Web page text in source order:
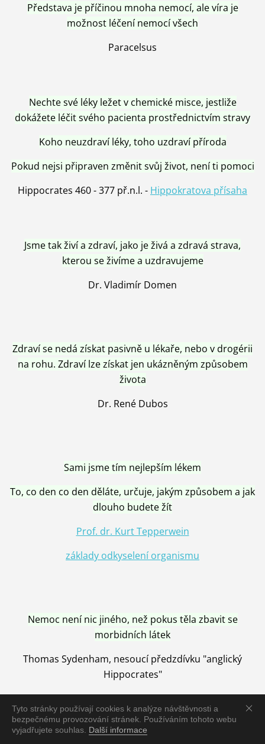
Tyto stránky používají cookies k analýze návštěvnosti a
bezpečnému provozování stránek. Používáním tohoto webu
vyjadřujete souhlas. Další informace
Představa je příčinou mnoha nemocí, ale víra je
možnost léčení nemocí všech
Paracelsus
Nechte své léky ležet v chemické misce, jestliže
dokážete léčit svého pacienta prostřednictvím stravy
Koho neuzdraví léky, toho uzdraví příroda
Pokud nejsi připraven změnit svůj život, není ti pomoci
Hippocrates 460 - 377 př.n.l. - Hippokratova přísaha
Jsme tak živí a zdraví, jako je živá a zdravá strava,
kterou se živíme a uzdravujeme
Dr. Vladimír Domen
Zdraví se nedá získat pasivně u lékaře, nebo v drogérii
na rohu. Zdraví lze získat jen ukázněným způsobem
života
Dr. René Dubos
Sami jsme tím nejlepším lékem
To, co den co den děláte, určuje, jakým způsobem a jak
dlouho budete žít
Prof. dr. Kurt Tepperwein
základy odkyselení organismu
Nemoc není nic jiného, než pokus těla zbavit se
morbidních látek
Thomas Sydenham, nesoucí předzdívku "anglický
Hippocrates"
Nemoc je vyléčena jen pomocí Přírody, neutralizací a